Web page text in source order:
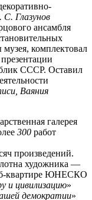
С. Глазунов
ансамбля
комплектовал
СССР. Оставил
Ваяния
галерея
300 работ
произведений.
художника —
квартире ЮНЕСКО
и цивилизацию»
демократии»